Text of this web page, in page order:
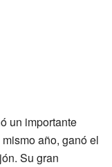
un importante
año, ganó el
Su gran